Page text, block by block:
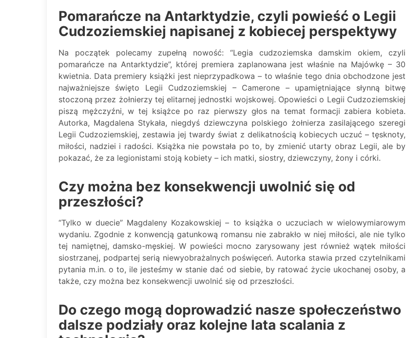
Pomarańcze na Antarktydzie, czyli powieść o Legii
Cudzoziemskiej napisanej z kobiecej perspektywy
Na początek polecamy zupełną nowość: “Legia cudzoziemska damskim okiem, czyli
pomarańcze na Antarktydzie”, której premiera zaplanowana jest właśnie na Majówkę – 30
kwietnia. Data premiery książki jest nieprzypadkowa – to właśnie tego dnia obchodzone jest
najważniejsze święto Legii Cudzoziemskiej – Camerone – upamiętniające słynną bitwę
stoczoną przez żołnierzy tej elitarnej jednostki wojskowej. Opowieści o Legii Cudzoziemskiej
piszą mężczyźni, w tej książce po raz pierwszy głos na temat formacji zabiera kobieta.
Autorka, Magdalena Stykała, niegdyś dziewczyna polskiego żołnierza zasilającego szeregi
Legii Cudzoziemskiej, zestawia jej twardy świat z delikatnością kobiecych uczuć – tęsknoty,
miłości, nadziei i radości. Książka nie powstała po to, by zmienić utarty obraz Legii, ale by
pokazać, że za legionistami stoją kobiety – ich matki, siostry, dziewczyny, żony i córki.
Czy można bez konsekwencji uwolnić się od
przeszłości?
“Tylko w duecie” Magdaleny Kozakowskiej – to książka o uczuciach w wielowymiarowym
wydaniu. Zgodnie z konwencją gatunkową romansu nie zabrakło w niej miłości, ale nie tylko
tej namiętnej, damsko-męskiej. W powieści mocno zarysowany jest również wątek miłości
siostrzanej, podpartej serią niewyobrażalnych poświęceń. Autorka stawia przed czytelnikami
pytania m.in. o to, ile jesteśmy w stanie dać od siebie, by ratować życie ukochanej osoby, a
także, czy można bez konsekwencji uwolnić się od przeszłości.
Do czego mogą doprowadzić nasze społeczeństwo
dalsze podziały oraz kolejne lata scalania z